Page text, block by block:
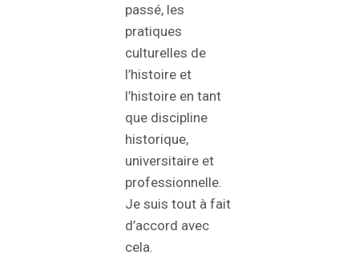
passé, les
pratiques
culturelles de
l’histoire et
l’histoire en tant
que discipline
historique,
universitaire et
professionnelle.
Je suis tout à fait
d’accord avec
cela.